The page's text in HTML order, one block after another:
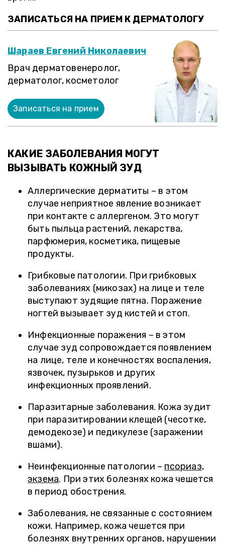
ЗАПИСАТЬСЯ НА ПРИЕМ К ДЕРМАТОЛОГУ
Шараев Евгений Николаевич
Врач дерматовенеролог,
дерматолог, косметолог
Записаться на прием
КАКИЕ ЗАБОЛЕВАНИЯ МОГУТ
ВЫЗЫВАТЬ КОЖНЫЙ ЗУД
Аллергические дерматиты – в этом
случае неприятное явление возникает
при контакте с аллергеном. Это могут
быть пыльца растений, лекарства,
парфюмерия, косметика, пищевые
продукты.
Грибковые патологии. При грибковых
заболеваниях (микозах) на лице и теле
выступают зудящие пятна. Поражение
ногтей вызывает зуд кистей и стоп.
Инфекционные поражения – в этом
случае зуд сопровождается появлением
на лице, теле и конечностях воспаления,
язвочек, пузырьков и других
инфекционных проявлений.
Паразитарные заболевания. Кожа зудит
при паразитировании клещей (чесотке,
демодекозе) и педикулезе (заражении
вшами).
Неинфекционные патологии – псориаз,
экзема. При этих болезнях кожа чешется
в период обострения.
Заболевания, не связанные с состоянием
кожи. Например, кожа чешется при
болезнях внутренних органов, нарушении